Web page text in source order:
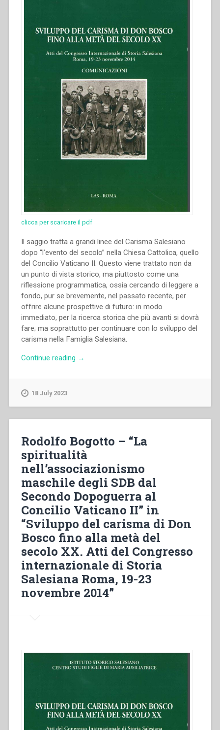
clicca per scaricare il pdf
Il saggio tratta a grandi linee del Carisma Salesiano
dopo “l’evento del secolo” nella Chiesa Cattolica, quello
del Concilio Vaticano II. Questo viene trattato non da
un punto di vista storico, ma piuttosto come una
riflessione programmatica, ossia cercando di leggere a
fondo, pur se brevemente, nel passato recente, per
offrire alcune prospettive di futuro: in modo
immediato, per la ricerca storica che più avanti si dovrà
fare; ma soprattutto per continuare con lo sviluppo del
carisma nella Famiglia Salesiana.
Continue reading “Ángel
Don
Bosco
a
partire
dal
Concilio
Vaticano
II”
in
“Sviluppo
del
carisma
di
Don
Bosco
XX.
Atti
internazionale
di
Storia
→
18 July 2023
Rodolfo Bogotto – “La
spiritualità
nell’associazionismo
maschile degli SDB dal
Secondo Dopoguerra al
Concilio Vaticano II” in
“Sviluppo del carisma di Don
Bosco fino alla metà del
secolo XX. Atti del Congresso
internazionale di Storia
Salesiana Roma, 19-23
novembre 2014”